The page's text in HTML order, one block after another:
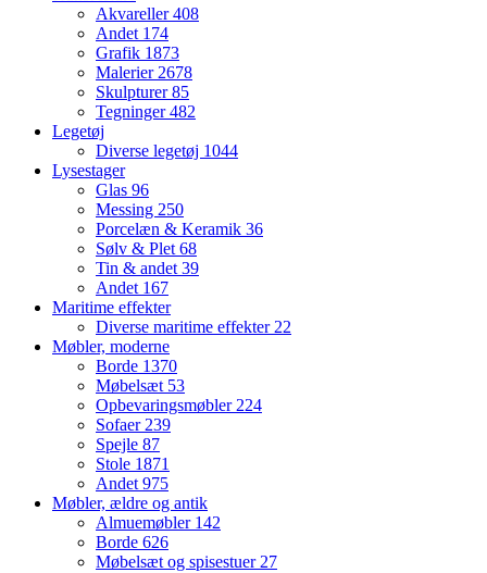
Akvareller408
Andet 174
Grafik 1873
Malerier2678
Skulpturer85
Tegninger482
Legetøj
Diverse legetøj 1044
Lysestager
Glas 96
Messing 250
Porcelæn & Keramik 36
Sølv & Plet68
Tin & andet39
Andet 167
Maritime effekter
Diverse maritime effekter22
Møbler, moderne
Borde 1370
Møbelsæt 53
Opbevaringsmøbler224
Sofaer239
Spejle 87
Stole 1871
Andet975
Møbler, ældre og antik
Almuemøbler 142
Borde 626
Møbelsæt og spisestuer27